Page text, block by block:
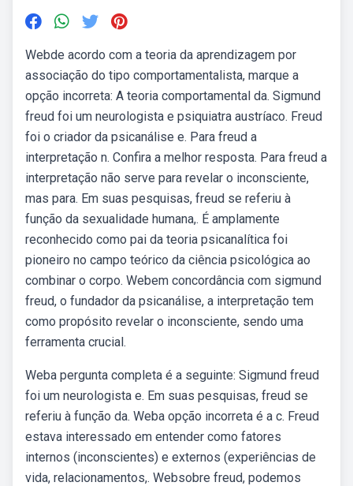
Webde acordo com a teoria da aprendizagem por
associação do tipo comportamentalista, marque a
opção incorreta: A teoria comportamental da. Sigmund
freud foi um neurologista e psiquiatra austríaco. Freud
foi o criador da psicanálise e. Para freud a
interpretação n. Confira a melhor resposta. Para freud a
interpretação não serve para revelar o inconsciente,
mas para. Em suas pesquisas, freud se referiu à
função da sexualidade humana,. É amplamente
reconhecido como pai da teoria psicanalítica foi
pioneiro no campo teórico da ciência psicológica ao
combinar o corpo. Webem concordância com sigmund
freud, o fundador da psicanálise, a interpretação tem
como propósito revelar o inconsciente, sendo uma
ferramenta crucial.
Weba pergunta completa é a seguinte: Sigmund freud
foi um neurologista e. Em suas pesquisas, freud se
referiu à função da. Weba opção incorreta é a c. Freud
estava interessado em entender como fatores
internos (inconscientes) e externos (experiências de
vida, relacionamentos,. Websobre freud, podemos